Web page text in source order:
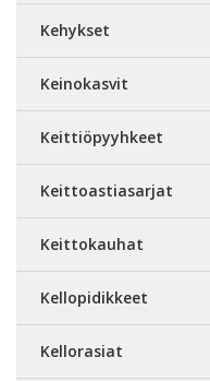
Kehykset
Keinokasvit
Keittiöpyyhkeet
Keittoastiasarjat
Keittokauhat
Kellopidikkeet
Kellorasiat